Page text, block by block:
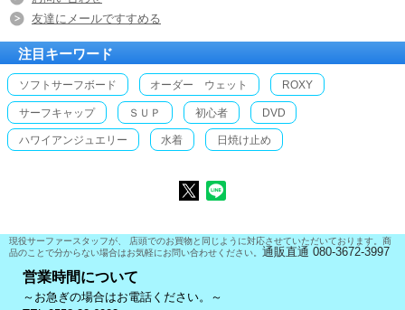
友達にメールですすめる
注目キーワード
ソフトサーフボード オーダー ウェット ROXY
サーフキャップ ＳＵＰ 初心者 DVD
ハワイアンジュエリー 水着 日焼け止め
現役サーファースタッフが、 店頭でのお買物と同じように対応させていただいております。商
品のことで分からない場合はお気軽にお問い合わせください。 通販直通 080-3672-3997
営業時間について
～お急ぎの場合はお電話ください。～